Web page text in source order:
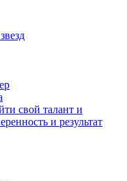
свой талант и
и результат